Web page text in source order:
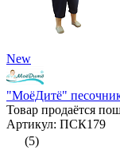
New
"МоёДитё"
Товар продаётся
Артикул: ПСК179
(5)